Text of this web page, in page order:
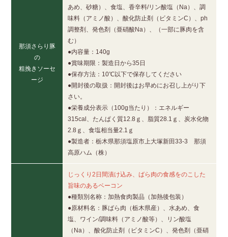
那須さらり豚
の
粗挽きソーセ
ージ
あめ、砂糖）、食塩、香辛料/リン酸塩（Na）、調
味料（アミノ酸）、酸化防止剤（ビタミンC）、ph
調整剤、発色剤（亜硝酸Na）、（一部に豚肉を含
む）
●内容量：140g
●賞味期限：製造日から35日
●保存方法：10℃以下で保存してください
●開封後の取扱：開封後はお早めにお召し上がり下
さい。
●栄養成分表示（100g当たり）：エネルギー
315cal、たんぱく質12.8ｇ、脂質28.1ｇ、炭水化物
2.8ｇ、食塩相当量2.1ｇ
●製造者：栃木県那須塩原市上大塚新田33-3 那須
高原ハム（株）
じっくり2日間漬け込み、ばら肉の食感をのこした
旨味のあるベーコン
●種類別名称：加熱食肉製品（加熱後包装）
●原材料名：豚ばら肉（栃木県産）、水あめ、食
塩、ワイン/調味料（アミノ酸等）、リン酸塩
（Na）、酸化防止剤（ビタミンC）、発色剤（亜硝